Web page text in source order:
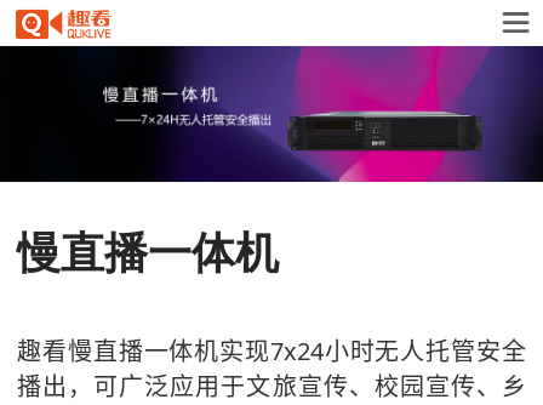
慢直播一体机
趣看慢直播一体机实现7x24小时无人托管安全
播出，可广泛应用于文旅宣传、 校园宣传、乡